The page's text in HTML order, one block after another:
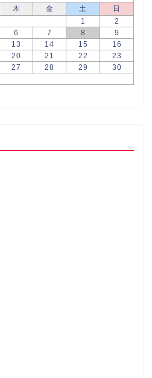
木 金 土
日
1
2
6 7 8
9
13 14 15
16
20 21 22
23
27 28 29
30